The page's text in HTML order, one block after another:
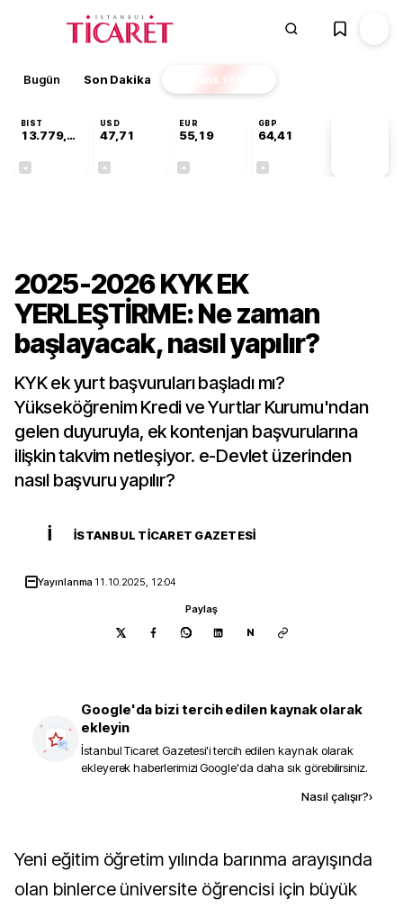
Bugün Son Dakika Finans EKSTRA
BIST
13.779,39
USD
47,71
EUR
55,19
GBP
64,41
2025-2026 KYK EK
YERLEŞTİRME: Ne zaman
başlayacak, nasıl yapılır?
KYK ek yurt başvuruları başladı mı?
Yükseköğrenim Kredi ve Yurtlar Kurumu'ndan
gelen duyuruyla, ek kontenjan başvurularına
ilişkin takvim netleşiyor. e-Devlet üzerinden
nasıl başvuru yapılır?
İ İSTANBUL TICARET GAZETESI
Yayınlanma 11.10.2025, 12:04
Paylaş
N
Google'da bizi tercih edilen kaynak olarak
ekleyin
İstanbul Ticaret Gazetesi'i tercih edilen kaynak olarak
ekleyerek haberlerimizi Google'da daha sık görebilirsiniz.
Nasıl çalışır?›
Yeni eğitim öğretim yılında barınma arayışında
olan binlerce üniversite öğrencisi için büyük